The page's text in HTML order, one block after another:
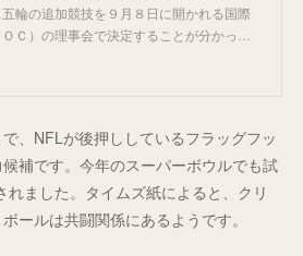
輪の追加競技を９月８日に開かれる国際
Ｃ）の理事会で決定することが分かっ…
、NFLが後押ししているフラッグフッ
補です。今年のスーパーボウルでも試
れました。タイムズ紙によると、クリ
ールは共闘関係にあるようです。